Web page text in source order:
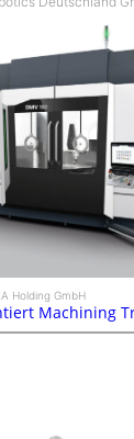
Holding GmbH
Machining